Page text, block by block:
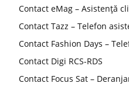
Contact eMag – Asistență
Contact Tazz – Telefon
Contact Fashion Days –
Contact Digi RCS-RDS
Contact Focus Sat –